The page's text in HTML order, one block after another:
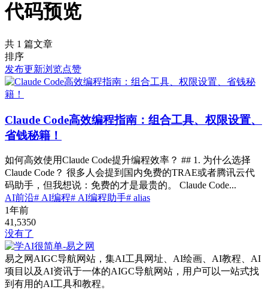
代码预览
共 1 篇文章
排序
发布更新浏览点赞
Claude Code高效编程指南：组合工具、权限设置、
省钱秘籍！
如何高效使用Claude Code提升编程效率？ ## 1. 为什么选择
Claude Code？ 很多人会提到国内免费的TRAE或者腾讯云代
码助手，但我想说：免费的才是最贵的。 Claude Code...
AI前沿# AI编程# AI编程助手# alias
1年前
41,5350
没有了
易之网AIGC导航网站，集AI工具网址、AI绘画、AI教程、AI
项目以及AI资讯于一体的AIGC导航网站，用户可以一站式找
到有用的AI工具和教程。